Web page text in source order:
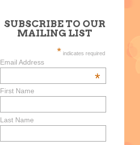
SUBSCRIBE TO OUR
MAILING LIST
* indicates required
Email Address
*
First Name
Last Name